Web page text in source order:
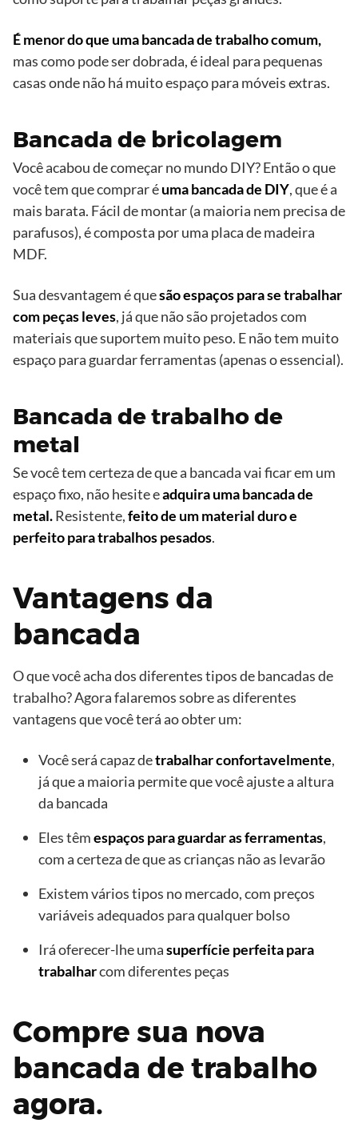
É menor do que uma bancada de trabalho comum,
mas como pode ser dobrada, é ideal para pequenas
casas onde não há muito espaço para móveis extras.
Bancada de bricolagem
Você acabou de começar no mundo DIY? Então o que
você tem que comprar éuma bancada de DIY, que é a
mais barata. Fácil de montar (a maioria nem precisa de
parafusos), é composta por uma placa de madeira
MDF.
Sua desvantagem é quesão espaços para se trabalhar
com peças leves, já que não são projetados com
materiais que suportem muito peso. E não tem muito
espaço para guardar ferramentas (apenas o essencial).
Bancada de trabalho de
metal
Se você tem certeza de que a bancada vai ficar em um
espaço fixo, não hesite eadquira uma bancada de
metal.Resistente,feito de um material duro e
perfeito para trabalhos pesados.
Vantagens da
bancada
O que você acha dos diferentes tipos de bancadas de
trabalho? Agora falaremos sobre as diferentes
vantagens que você terá ao obter um:
Você será capaz detrabalhar confortavelmente,
já que a maioria permite que você ajuste a altura
da bancada
Eles têmespaços para guardar as ferramentas,
com a certeza de que as crianças não as levarão
Existem vários tipos no mercado, com preços
variáveis ​​adequados para qualquer bolso
Irá oferecer-lhe umasuperfície perfeita para
trabalharcom diferentes peças
Compre sua nova
bancada de trabalho
agora.